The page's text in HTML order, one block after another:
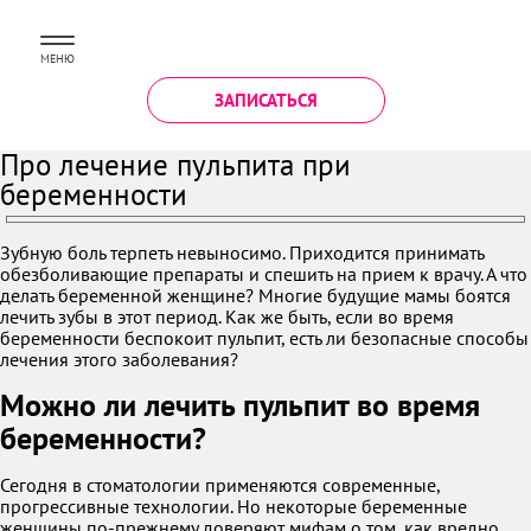
МЕНЮ
ЗАПИСАТЬСЯ
Про лечение пульпита при
беременности
Зубную боль терпеть невыносимо. Приходится принимать
обезболивающие препараты и спешить на прием к врачу. А что
делать беременной женщине? Многие будущие мамы боятся
лечить зубы в этот период. Как же быть, если во время
беременности беспокоит пульпит, есть ли безопасные способы
лечения этого заболевания?
Можно ли лечить пульпит во время
беременности?
Сегодня в стоматологии применяются современные,
прогрессивные технологии. Но некоторые беременные